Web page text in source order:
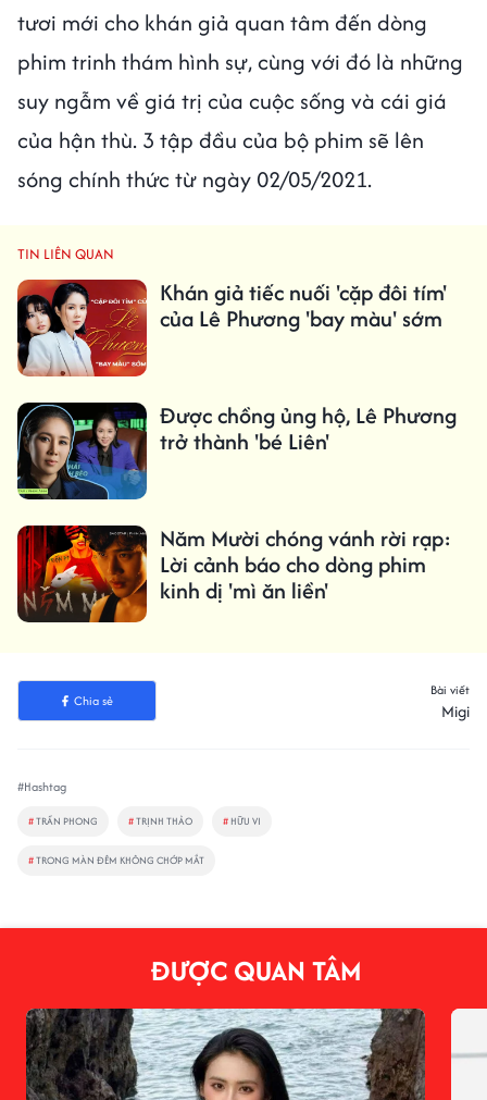
tươi mới cho khán giả quan tâm đến dòng
phim trinh thám hình sự, cùng với đó là những
suy ngẫm về giá trị của cuộc sống và cái giá
của hận thù. 3 tập đầu của bộ phim sẽ lên
sóng chính thức từ ngày 02/05/2021.
TIN LIÊN QUAN
Khán giả tiếc nuối 'cặp đôi tím'
của Lê Phương 'bay màu' sớm
Được chồng ủng hộ, Lê Phương
trở thành 'bé Liên'
Năm Mười chóng vánh rời rạp:
Lời cảnh báo cho dòng phim
kinh dị 'mì ăn liền'
Chia sẻ
Bài viết
Migi
#Hashtag
#TRẦN PHONG #TRỊNH THẢO # HỮU VI
#TRONG MÀN ĐÊM KHÔNG CHỚP MẮT
ĐƯỢC QUAN TÂM